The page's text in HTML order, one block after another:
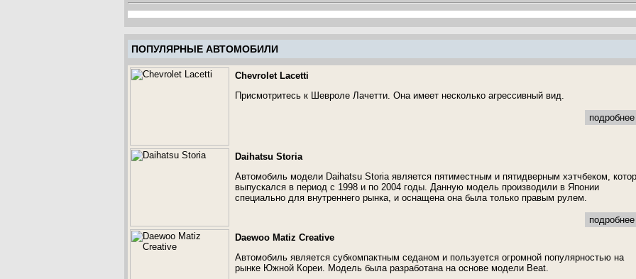
ПОПУЛЯРНЫЕ АВТОМОБИЛИ
Chevrolet Lacetti
Присмотритесь к Шевроле Лачетти. Она имеет несколько агрессивный вид.
Daihatsu Storia
Автомобиль модели Daihatsu Storia является пятиместным и пятидверным хэтчбеком,
выпускался в период с 1998 и по 2004 годы. Данную модель производили в Японии
специально для внутреннего рынка, и оснащена она была только правым рулем.
Daewoo Matiz Creative
Автомобиль является субкомпактным седаном и пользуется огромной популярностью на
рынке Южной Кореи. Модель была разработана на основе модели Beat.